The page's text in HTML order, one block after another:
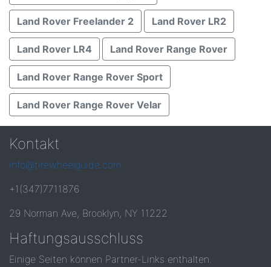
Land Rover Freelander 2 Land Rover LR2
Land Rover LR4 Land Rover Range Rover
Land Rover Range Rover Sport
Land Rover Range Rover Velar
Kontakt
info@tirewheelguide.com
+1(347)7711876
29 Norman Ave, Brooklyn, NY 11222
Haftungsausschluss
Einige Seiten können Partner-Links enthalten.